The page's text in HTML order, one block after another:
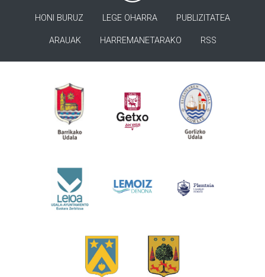
HONI BURUZ LEGE OHARRA PUBLIZITATEA
ARAUAK HARREMANETARAKO RSS